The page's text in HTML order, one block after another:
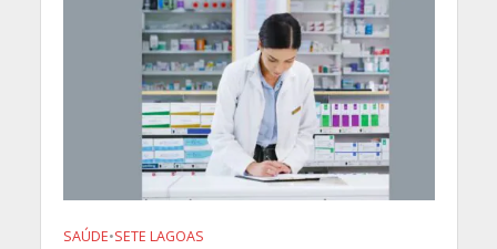
SAÚDE•SETE LAGOAS